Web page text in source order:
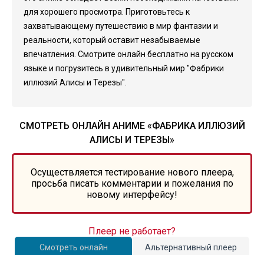
для хорошего просмотра. Приготовьтесь к
захватывающему путешествию в мир фантазии и
реальности, который оставит незабываемые
впечатления. Смотрите онлайн бесплатно на русском
языке и погрузитесь в удивительный мир "Фабрики
иллюзий Алисы и Терезы".
СМОТРЕТЬ ОНЛАЙН АНИМЕ «ФАБРИКА ИЛЛЮЗИЙ
АЛИСЫ И ТЕРЕЗЫ»
Осуществляется тестирование нового плеера,
просьба писать комментарии и пожелания по
новому интерфейсу!
Смотреть онлайн Альтернативный плеер
Плеер не работает?